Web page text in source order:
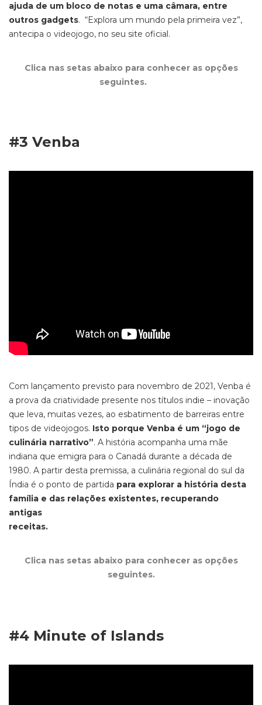
ajuda de um bloco de notas e uma câmara, entre
outros gadgets. “Explora um mundo pela primeira vez”,
antecipa o videojogo, no seu site oficial.
Clica nas setas abaixo para conhecer as opções
seguintes.
#3 Venba
Com lançamento previsto para novembro de 2021, Venba é
a prova da criatividade presente nos títulos indie – inovação
que leva, muitas vezes, ao esbatimento de barreiras entre
tipos de videojogos. Isto porque Venba é um “jogo de
culinária narrativo”. A história acompanha uma mãe
indiana que emigra para o Canadá durante a década de
1980. A partir desta premissa, a culinária regional do sul da
Índia é o ponto de partida para explorar a história desta
família e das relações existentes, recuperando
antigas
Clica nas setas abaixo para conhecer as opções
seguintes.
#4 Minute of Islands